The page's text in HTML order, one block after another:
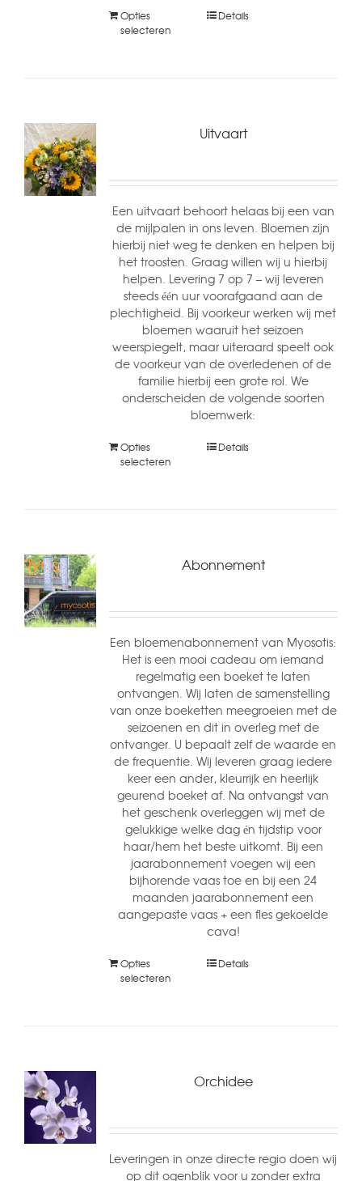
Opties
selecteren
Details
Uitvaart
Een uitvaart behoort helaas bij een van
de mijlpalen in ons leven. Bloemen zijn
hierbij niet weg te denken en helpen bij
het troosten. Graag willen wij u hierbij
helpen. Levering 7 op 7 – wij leveren
steeds één uur voorafgaand aan de
plechtigheid. Bij voorkeur werken wij met
bloemen waaruit het seizoen
weerspiegelt, maar uiteraard speelt ook
de voorkeur van de overledenen of de
familie hierbij een grote rol. We
onderscheiden de volgende soorten
bloemwerk:
Opties
selecteren
Details
Abonnement
Een bloemenabonnement van Myosotis:
Het is een mooi cadeau om iemand
regelmatig een boeket te laten
ontvangen. Wij laten de samenstelling
van onze boeketten meegroeien met de
seizoenen en dit in overleg met de
ontvanger. U bepaalt zelf de waarde en
de frequentie. Wij leveren graag iedere
keer een ander, kleurrijk en heerlijk
geurend boeket af. Na ontvangst van
het geschenk overleggen wij met de
gelukkige welke dag én tijdstip voor
haar/hem het beste uitkomt. Bij een
jaarabonnement voegen wij een
bijhorende vaas toe en bij een 24
maanden jaarabonnement een
aangepaste vaas + een fles gekoelde
cava!
Opties
selecteren
Details
Orchidee
Leveringen in onze directe regio doen wij
op dit ogenblik voor u zonder extra